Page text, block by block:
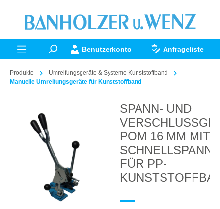
springen
Benutzerkonto Anfrageliste
Produkte
Umreifungsgeräte & Systeme Kunststoffband
Manuelle Umreifungsgeräte für Kunststoffband
SPANN- UND
POM 16 MM MIT
FÜR PP-